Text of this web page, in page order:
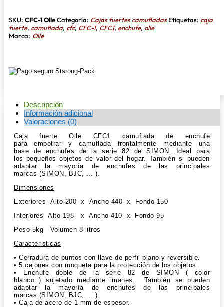
DE
ENCHUFE
cantidad
SKU: CFC-1 OlleCategoría: Cajas fuertes camufladas Etiquetas: caja
fuerte, camuflada, cfc, CFC-1, CFC1, enchufe, olle
Marca: Olle
Descripción
Información adicional
Valoraciones (0)
Caja fuerte Olle CFC1 camuflada de enchufe
para empotrar y camuflada frontalmente mediante una
base de enchufes de la serie 82 de SIMON .Ideal para
los pequeños objetos de valor del hogar. También si pueden
adaptar la mayoría de enchufes de las principales
marcas (SIMON, BJC, ... ).
Dimensiones
Exteriores Alto 200 x Ancho 440 x Fondo 150
Interiores Alto 198 x Ancho 410 x Fondo 95
Peso 5kg Volumen 8 litros
Caracteristicas
• Cerradura de puntos con llave de perfil plano y reversible.
• 5 cajones con moqueta para la protección de los objetos.
• Enchufe doble de la serie 82 de SIMON ( color
blanco ) sujetado mediante imanes. También se pueden
adaptar la mayoría de enchufes de las principales
marcas (SIMON, BJC, ... ).
• Caja de acero de 1 mm de espesor.